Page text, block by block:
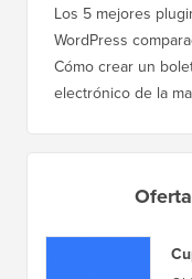
Los 5 mejores
WordPress
Cómo crear un
electrónico de la